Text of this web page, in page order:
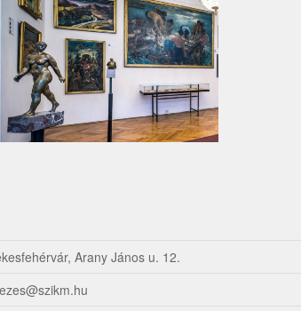
Arany János u. 12.